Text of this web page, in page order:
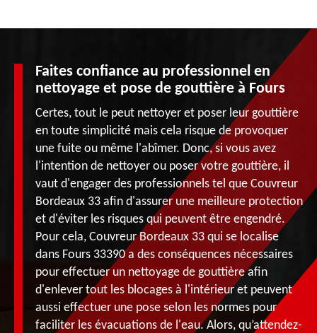
Faites confiance au professionnel en
nettoyage et pose de gouttière à Fours
Certes, tout le peut nettoyer et poser leur gouttière
en toute simplicité mais cela risque de provoquer
une fuite ou même l'abîmer. Donc, si vous avez
l'intention de nettoyer ou poser votre gouttière, il
vaut d'engager des professionnels tel que Couvreur
Bordeaux 33 afin d'assurer une meilleure protection
et d'éviter les risques qui peuvent être engendré.
Pour cela, Couvreur Bordeaux 33 qui se localise
dans Fours 33390 a des conséquences nécessaires
pour effectuer un nettoyage de gouttière afin
d'enlever tout les blocages à l'intérieur et peuvent
aussi effectuer une pose selon les normes pour
faciliter les évacuations de l'eau. Alors, qu’attendez-